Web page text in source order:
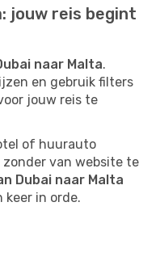
jouw reis begint
naar Malta.
en gebruik filters
jouw reis te
of huurauto
zonder van website te
Dubai naar Malta
keer in orde.